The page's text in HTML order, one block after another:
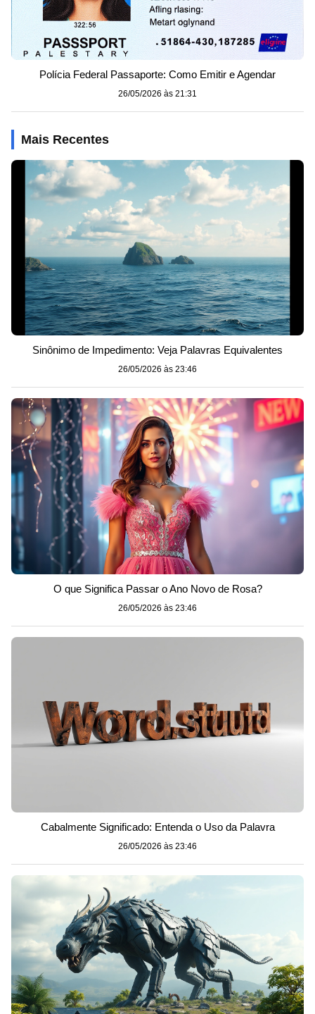
Polícia Federal Passaporte: Como Emitir e Agendar
26/05/2026 às 21:31
Mais Recentes
Sinônimo de Impedimento: Veja Palavras Equivalentes
26/05/2026 às 23:46
O que Significa Passar o Ano Novo de Rosa?
26/05/2026 às 23:46
Cabalmente Significado: Entenda o Uso da Palavra
26/05/2026 às 23:46